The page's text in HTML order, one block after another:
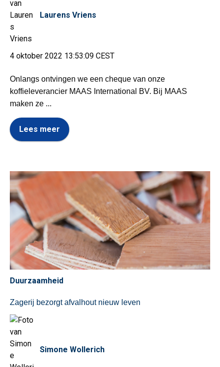
Laurens Vriens
4 oktober 2022 13:53:09 CEST
Onlangs ontvingen we een cheque van onze
koffieleverancier MAAS International BV. Bij MAAS
maken ze ...
Lees meer
Duurzaamheid
Zagerij bezorgt afvalhout nieuw leven
Simone Wollerich